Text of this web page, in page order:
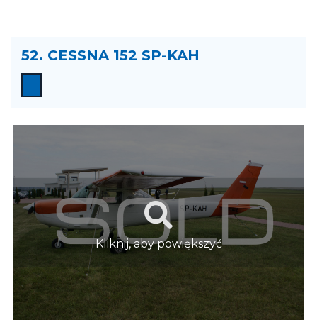
52. CESSNA 152 SP-KAH
Kliknij, aby powiększyć